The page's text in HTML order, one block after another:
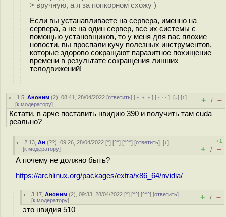
> вручную, а я за попкорном схожу )
Если вы устанавливаете на сервера, именно на
сервера, а не на один сервер, все их системы с
помощью установщиков, то у меня для вас плохие
новости, вы проспали кучу полезных инструментов,
которые здорово сокращают паразитное похищение
времени в результате сокращения лишних
телодвижений!
1.5 ,Аноним (2), 08:41, 28/04/2022 [ответить] [ ﹢﹢﹢] [ · · ·][↓] [↑]
[к модератору] + / –
Кстати, в арче поставить нвидию 390 и получить там cuda
реально?
2.13 ,Ан (??), 09:26, 28/04/2022 [^] [^^] [^^^] [ответить][↓]
[к модератору]
+1
+ / –
А почему не должно быть?
https://archlinux.org/packages/extra/x86_64/nvidia/
3.17 ,Аноним (2), 09:33, 28/04/2022 [^] [^^] [^^^] [ответить]
[к модератору] + / –
это нвидия 510